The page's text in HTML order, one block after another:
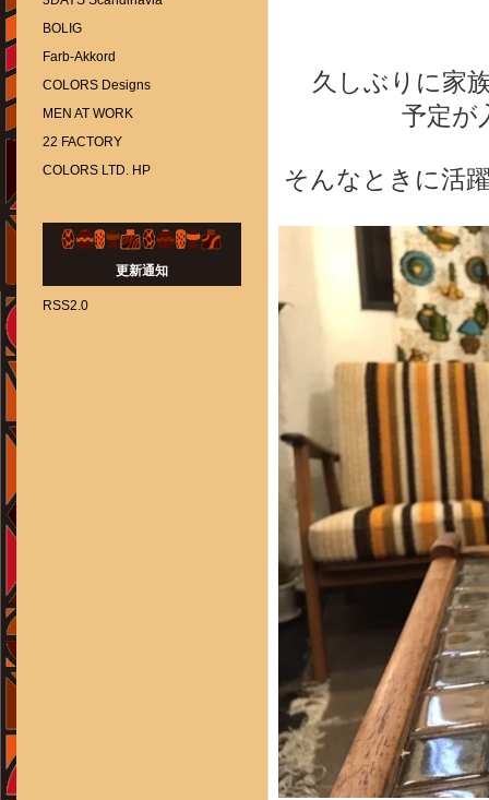
久しぶりに家
予定が
そんなときに活
BOLIG
Farb-Akkord
COLORS Designs
MEN AT WORK
22 FACTORY
COLORS LTD. HP
更新通知
RSS2.0